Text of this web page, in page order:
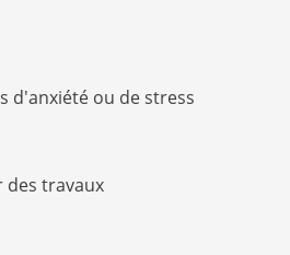
d'anxiété ou de stress
des travaux